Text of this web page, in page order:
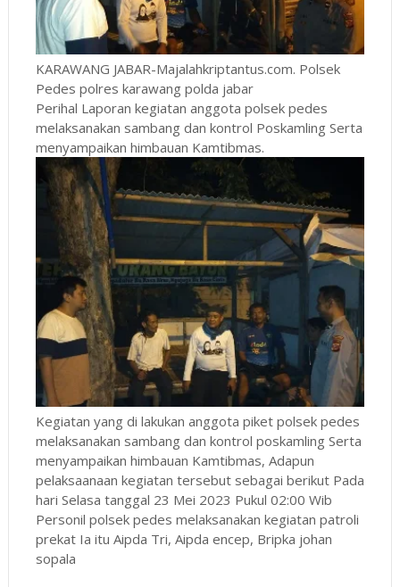
KARAWANG JABAR-Majalahkriptantus.com. Polsek
Pedes polres karawang polda jabar
Perihal Laporan kegiatan anggota polsek pedes
melaksanakan sambang dan kontrol Poskamling Serta
menyampaikan himbauan Kamtibmas.
Kegiatan yang di lakukan anggota piket polsek pedes
melaksanakan sambang dan kontrol poskamling Serta
menyampaikan himbauan Kamtibmas, Adapun
pelaksaanaan kegiatan tersebut sebagai berikut Pada
hari Selasa tanggal 23 Mei 2023 Pukul 02:00 Wib
Personil polsek pedes melaksanakan kegiatan patroli
prekat Ia itu Aipda Tri, Aipda encep, Bripka johan
sopala